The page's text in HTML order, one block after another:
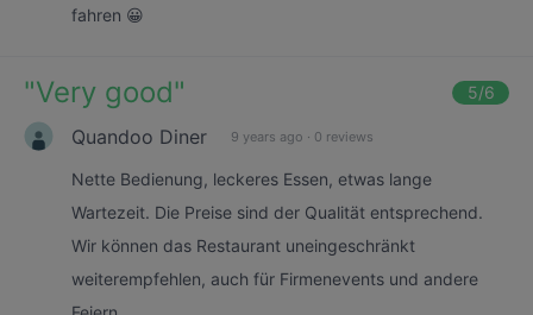
fahren 😀
"Very good" 5/6
Quandoo Diner 9 years ago · 0 reviews
Nette Bedienung, leckeres Essen, etwas lange
Wartezeit. Die Preise sind der Qualität entsprechend.
Wir können das Restaurant uneingeschränkt
weiterempfehlen, auch für Firmenevents und andere